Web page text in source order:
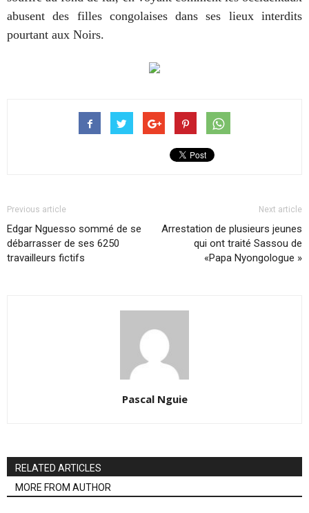
abusent des filles congolaises dans ses lieux interdits
pourtant aux Noirs.
Previous article
Edgar Nguesso sommé de se
débarrasser de ses 6250
travailleurs fictifs
Next article
Arrestation de plusieurs jeunes
qui ont traité Sassou de
«Papa Nyongologue »
Pascal Nguie
RELATED ARTICLES
MORE FROM AUTHOR